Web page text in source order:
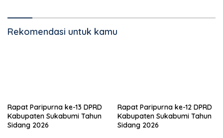
Rekomendasi untuk kamu
Rapat Paripurna ke-13 DPRD
Kabupaten Sukabumi Tahun
Sidang 2026
Rapat Paripurna ke-12 DPRD
Kabupaten Sukabumi Tahun
Sidang 2026